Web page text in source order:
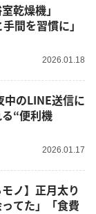
乾燥機」
間を習慣に」
2026.01.18
のLINE送信に
“便利機
2026.01.17
ノ】正月太り
てた」「食費